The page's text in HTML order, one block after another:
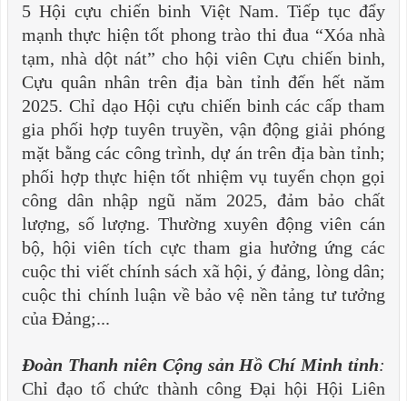
5 Hội cựu chiến binh Việt Nam. Tiếp tục đẩy
mạnh thực hiện tốt phong trào thi đua “Xóa nhà
tạm, nhà dột nát” cho hội viên Cựu chiến binh,
Cựu quân nhân trên địa bàn tỉnh đến hết năm
2025. Chỉ dạo Hội cựu chiến binh các cấp tham
gia phối hợp tuyên truyền, vận động giải phóng
mặt bằng các công trình, dự án trên địa bàn tỉnh;
phối hợp thực hiện tốt nhiệm vụ tuyển chọn gọi
công dân nhập ngũ năm 2025, đảm bảo chất
lượng, số lượng. Thường xuyên động viên cán
bộ, hội viên tích cực tham gia hưởng ứng các
cuộc thi viết chính sách xã hội, ý đảng, lòng dân;
cuộc thi chính luận về bảo vệ nền tảng tư tưởng
của Đảng;...
Đoàn Thanh niên Cộng sản Hồ Chí Minh tỉnh:
Chỉ đạo tổ chức thành công Đại hội Hội Liên